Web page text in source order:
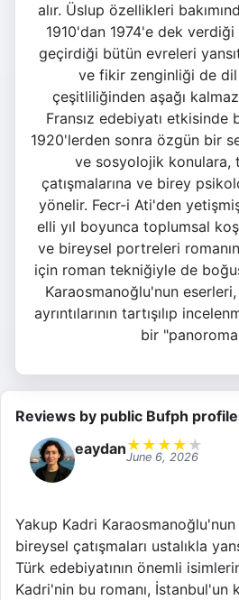
alır. Üslup özellikleri
1910'dan 1974'e dek
geçirdiği bütün evreleri
ve fikir zenginliği de
çeşitliliğinden aşağı
Fransız edebiyatı etkisinde
1920'lerden sonra özgün bir
ve sosyolojik konulara,
çatışmalarına ve birey
yönelir. Fecr-i Ati'den
elli yıl boyunca toplumsal
ve bireysel portreleri
için roman tekniğiyle de
Karaosmanoğlu'nun
ayrıntılarının tartışılıp
bir
Reviews by public Bufph
eaydan★ ★ ★ ★ ★
June 6, 2026
Yakup Kadri
bireysel çatışmaları ustalıkla
Türk edebiyatının önemli
Kadri'nin bu romanı, İstanbul'un